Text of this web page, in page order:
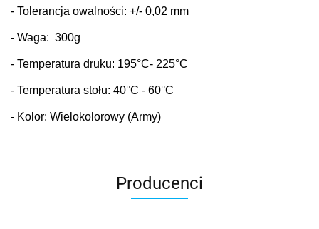
- Tolerancja owalności: +/- 0,02 mm
- Waga: 300g
- Temperatura druku: 195°C- 225°C
- Temperatura stołu: 40°C - 60°C
- Kolor: Wielokolorowy (Army)
Producenci